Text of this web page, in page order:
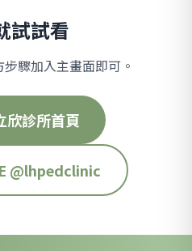
試試看
驟加入主畫面即可。
欣診所首頁
@lhpedclinic